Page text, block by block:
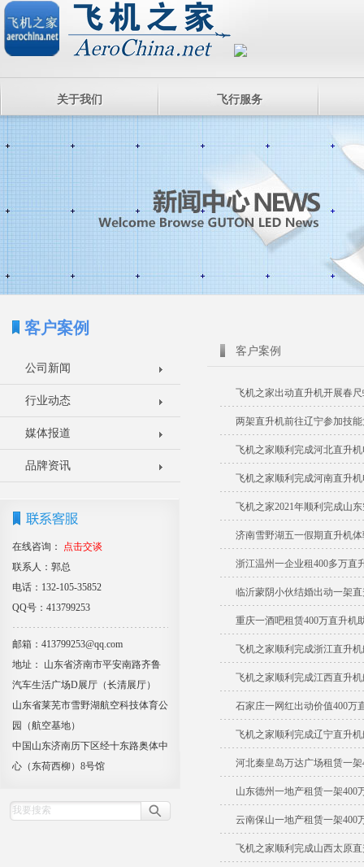
关于我们 飞行服务
客户案例
公司新闻
行业动态
媒体报道
品牌资讯
在线咨询：
点击交谈
联系人：郭总
电话：132-105-35852
QQ号：413799253
邮箱：413799253@qq.com
地址： 山东省济南市平安南路齐鲁
汽车生活广场D展厅（长清展厅）
山东省莱芜市雪野湖航空科技体育公
园（航空基地）
中国山东济南历下区经十东路奥体中
心（东荷西柳）8号馆
客户案例
飞机之家出动直升机开展春
两架直升机前往辽宁参加技
飞机之家顺利完成河北直升
飞机之家顺利完成河南直升
飞机之家2021年顺利完成山
济南雪野湖五一假期直升机
浙江温州一企业租400多万直
临沂蒙阴小伙结婚出动一架
重庆一酒吧租赁400万直升机
飞机之家顺利完成浙江直升
飞机之家顺利完成江西直升
石家庄一网红出动价值400万
飞机之家顺利完成辽宁直升
河北秦皇岛万达广场租赁一
山东德州一地产租赁一架400
云南保山一地产租赁一架400
飞机之家顺利完成山西太原